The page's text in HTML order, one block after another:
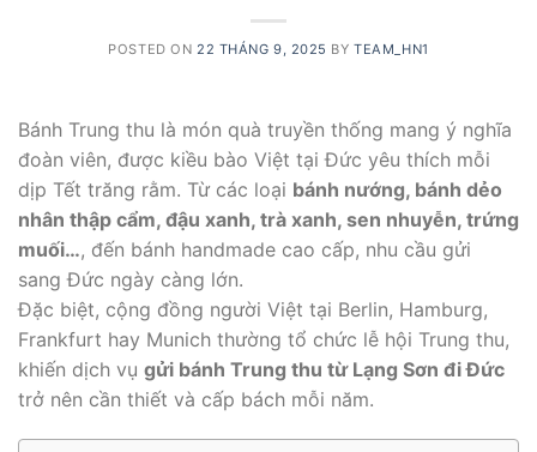
POSTED ON 22 THÁNG 9, 2025 BYTEAM_HN1
Bánh Trung thu là món quà truyền thống mang ý nghĩa
đoàn viên, được kiều bào Việt tại Đức yêu thích mỗi
dịp Tết trăng rằm. Từ các loại bánh nướng, bánh dẻo
nhân thập cẩm, đậu xanh, trà xanh, sen nhuyễn, trứng
muối…, đến bánh handmade cao cấp, nhu cầu gửi
sang Đức ngày càng lớn.
Đặc biệt, cộng đồng người Việt tại Berlin, Hamburg,
Frankfurt hay Munich thường tổ chức lễ hội Trung thu,
khiến dịch vụ gửi bánh Trung thu từ Lạng Sơn đi Đức
trở nên cần thiết và cấp bách mỗi năm.